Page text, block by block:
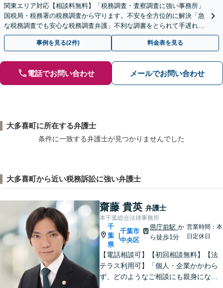
関東エリア対応【相談料無料】「税務調査・査察調査に強い事務所」
国税局・税務署の税務調査から守ります。不安を全方位的に解決「急
な税務調査でも安心な税務調査弁護」不利な調書をとられて手遅れに
なる前にご相談を
事例を見る(2件) 料金表を見る
電話でお問い合わせ メールでお問い合わせ
大多喜町に所在する弁護士
条件に一致する弁護士が見つかりませんでした
大多喜町から近い税務訴訟に強い弁護士
齋藤 貴英 弁護士
本千葉総合法律事務所
千
葉
県
千葉市
中央区
県庁前駅か
ら徒歩1分
営業時間：本
日定休日
【電話相談可】【初回相談無料】【法
テラス利用可】「個人・企業かかわら
ず、どのようなご相談にも親身になっ